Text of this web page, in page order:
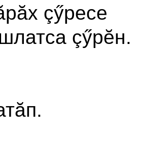
çӳресе
çӳрĕн.